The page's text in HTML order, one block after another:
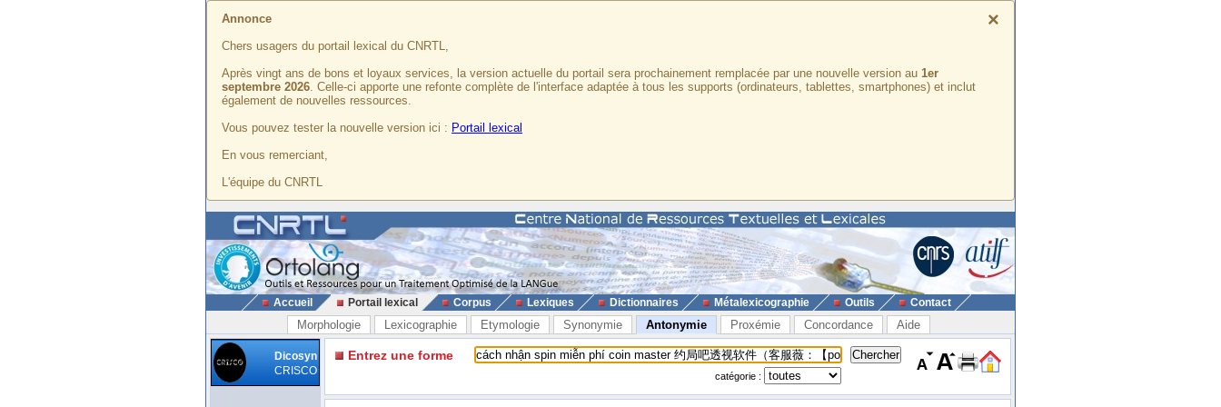
×
Annonce
Chers usagers du portail lexical du CNRTL,
Après vingt ans de bons et loyaux services, la version actuelle du portail sera prochainement remplacée par une nouvelle version au 1er
septembre 2026. Celle-ci apporte une refonte complète de l'interface adaptée à tous les supports (ordinateurs, tablettes, smartphones) et inclut
également de nouvelles ressources.
Vous pouvez tester la nouvelle version ici : Portail lexical
En vous remerciant,
L'équipe du CNRTL
Accueil Portail lexical Corpus Lexiques Dictionnaires Métalexicographie Outils Contact
Morphologie Lexicographie Etymologie Synonymie Antonymie Proxémie Concordance Aide
Dicosyn
CRISCO
Entrez une forme
catégorie :